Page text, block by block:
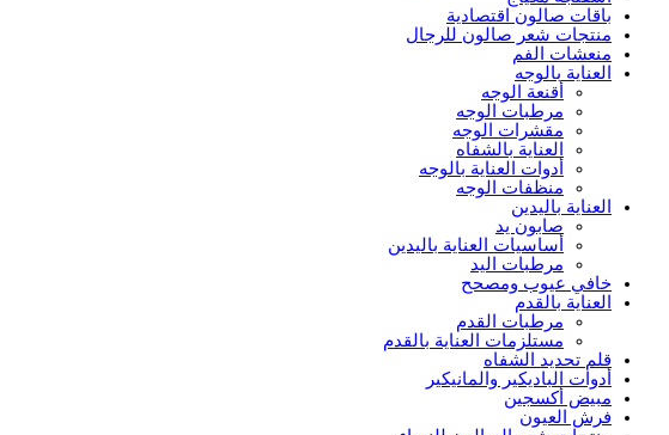
باقات صالون اقتصادية
منتجات شعر صالون للرجال
منعشات الفم
العناية بالوجه
أقنعة الوجه
مرطبات الوجه
مقشرات الوجه
العناية بالشفاه
أدوات العناية بالوجه
منظفات الوجه
العناية باليدين
صابون يد
أساسيات العناية باليدين
مرطبات اليد
خافي عيوب ومصحح
العناية بالقدم
مرطبات القدم
مستلزمات العناية بالقدم
قلم تحديد الشفاه
أدوات الباديكير والمانيكير
مبيض أكسجين
فرش العيون